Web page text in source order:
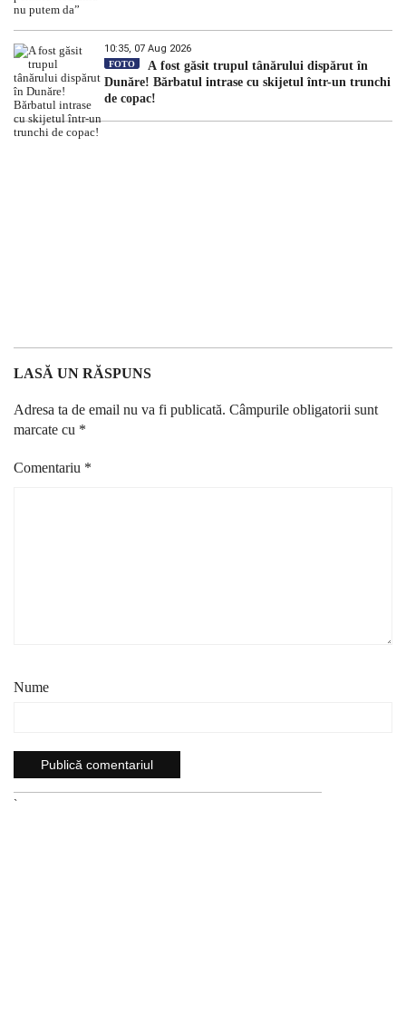
10:35, 07 Aug 2026
FOTO
A fost găsit trupul tânărului dispărut în
Dunăre! Bărbatul intrase cu skijetul într-un trunchi
de copac!
LASĂ UN RĂSPUNS
Adresa ta de email nu va fi publicată. Câmpurile obligatorii sunt
marcate cu *
Comentariu *
Nume
`